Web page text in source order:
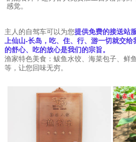
感觉。
主人的自驾车可以为您提供免费的接送站
上仙山-长岛，吃、住、行、游一切就交
的舒心、吃的放心是我们的宗旨。
渔家特色美食：鲅鱼水饺、海菜包子、鲜
等，让您回味无穷。